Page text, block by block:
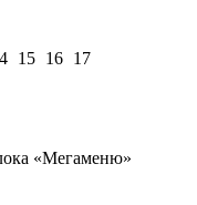
15 16 17
«Мегаменю»